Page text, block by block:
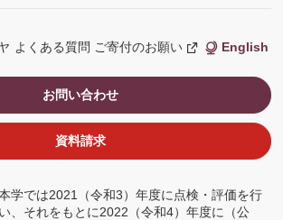
学では2021（令和3）年度に点検・評価を行
い、それをもとに2022（令和4）年度に（公
よくある質問 ご寄付のお願い
新
し
ド
開
English
お問い合わせ
資料請求